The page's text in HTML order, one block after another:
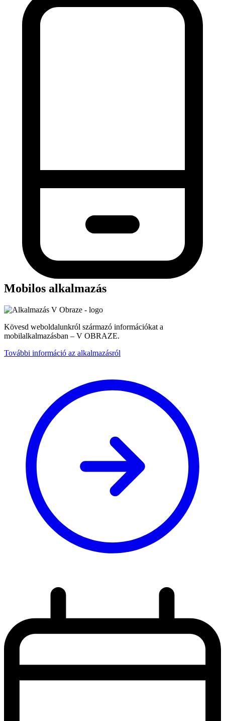
Mobilos alkalmazás
Kövesd weboldalunkról származó információkat a
mobilalkalmazásban – V OBRAZE.
További információ az alkalmazásról